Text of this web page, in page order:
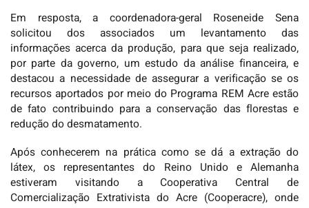
Em resposta, a coordenadora-geral Roseneide Sena
solicitou dos associados um levantamento das
informações acerca da produção, para que seja realizado,
por parte da governo, um estudo da análise financeira, e
destacou a necessidade de assegurar a verificação se os
recursos aportados por meio do Programa REM Acre estão
de fato contribuindo para a conservação das florestas e
redução do desmatamento.
Após conhecerem na prática como se dá a extração do
látex, os representantes do Reino Unido e Alemanha
estiveram visitando a Cooperativa Central de
Comercialização Extrativista do Acre (Cooperacre), onde